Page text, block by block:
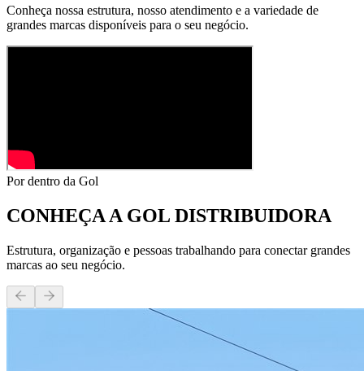
Conheça nossa estrutura, nosso atendimento e a variedade de
grandes marcas disponíveis para o seu negócio.
Por dentro da Gol
CONHEÇA AGOL DISTRIBUIDORA
Estrutura, organização e pessoas trabalhando para conectar grandes
marcas ao seu negócio.